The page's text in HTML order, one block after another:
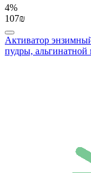
4%
107₪
Активатор
пудры, альгинатной